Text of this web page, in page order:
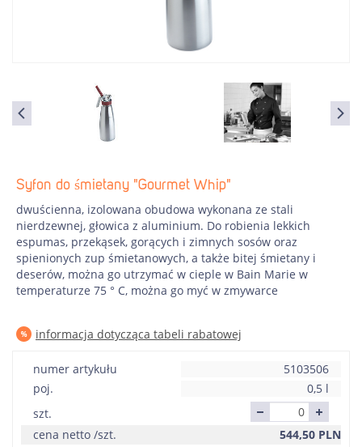
Syfon do śmietany "Gourmet Whip"
dwuścienna, izolowana obudowa wykonana ze stali
nierdzewnej, głowica z aluminium. Do robienia lekkich
espumas, przekąsek, gorących i zimnych sosów oraz
spienionych zup śmietanowych, a także bitej śmietany i
deserów, można go utrzymać w cieple w Bain Marie w
temperaturze 75 ° C, można go myć w zmywarce
informacja dotycząca tabeli rabatowej
numer artykułu
5103506
poj.
0,5 l
szt.
cena netto /szt.
544,50 PLN